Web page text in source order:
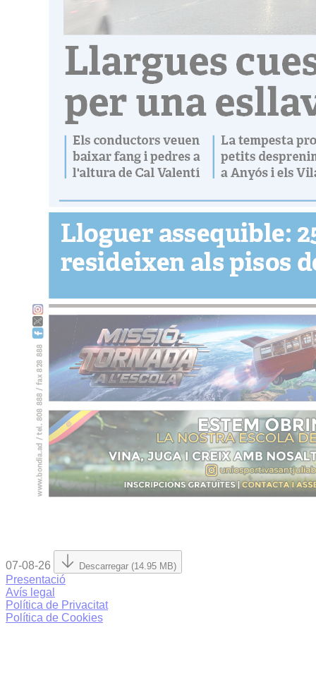
07-08-26 Descarregar (14.95 MB)
Presentació
Avís legal
Política de Privacitat
Política de Cookies